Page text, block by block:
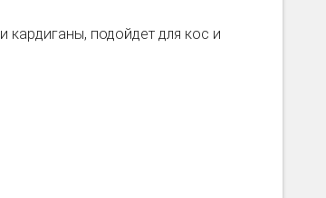
кардиганы, подойдет для кос и